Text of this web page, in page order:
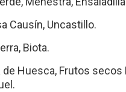
Causín, Uncastillo.
Biota.
Huesca, Frutos secos